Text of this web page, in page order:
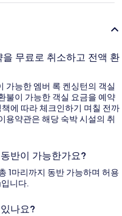
무료로 취소하고 전액 환
가능한 엠버 록 켄싱턴의 객실
불이 가능한 객실 요금을 예약
에 따라 체크인하기 며칠 전까
용약관은 해당 숙박 시설의 취
반이 가능한가요?
1마리까지 동반 가능하며 허용
니다.
나요?